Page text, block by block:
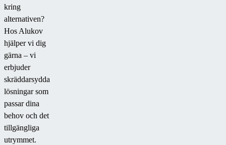
kring
alternativen?
Hos Alukov
hjälper vi dig
gärna – vi
erbjuder
skräddarsydda
lösningar som
passar dina
behov och det
tillgängliga
utrymmet.